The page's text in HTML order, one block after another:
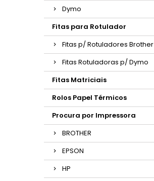
Dymo
Fitas para Rotulador
Fitas p/ Rotuladores Brother
Fitas Rotuladoras p/ Dymo
Fitas Matriciais
Rolos Papel Térmicos
Procura por Impressora
BROTHER
EPSON
HP